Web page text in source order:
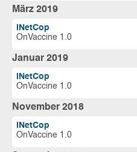
März 2019
INetCop
OnVaccine 1.0
Januar 2019
INetCop
OnVaccine 1.0
November 2018
INetCop
OnVaccine 1.0